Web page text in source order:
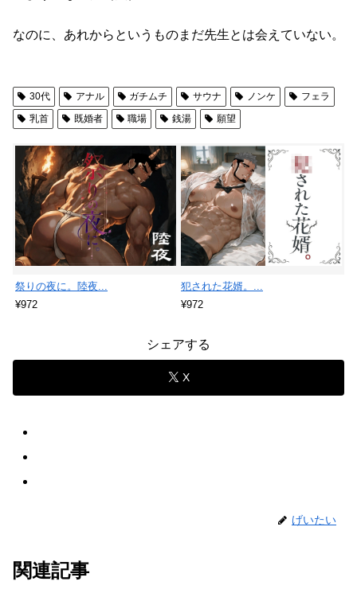
なのに、あれからというものまだ先生とは会えていない。
30代 アナル ガチムチ サウナ ノンケ
フェラ
乳首
既婚者 職場 銭湯 願望
祭りの夜に。陸夜...
¥972
犯された花婿。...
¥972
シェアする
X
げいたい
関連記事